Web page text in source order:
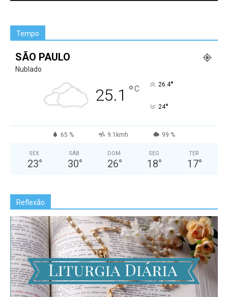
Tempo
SÃO PAULO
Nublado
25.1 °C 26.4°
24°
65 % 9.1kmh 99 %
SEX
23°
SÁB
30°
DOM
26°
SEG
18°
TER
17°
Reflexão